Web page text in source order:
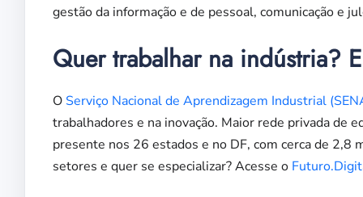
gestão da informação e de pessoal, comunicação e
Quer trabalhar na indústria?
O Serviço Nacional de Aprendizagem Industrial
trabalhadores e na inovação. Maior rede privada de
presente nos 26 estados e no DF, com cerca de
setores e quer se especializar? Acesse o